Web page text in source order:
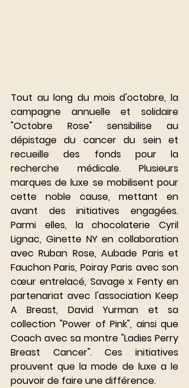
Tout au long du mois d'octobre, la
campagne annuelle et solidaire
"Octobre Rose" sensibilise au
dépistage du cancer du sein et
recueille des fonds pour la
recherche médicale. Plusieurs
marques de luxe se mobilisent pour
cette noble cause, mettant en
avant des initiatives engagées.
Parmi elles, la chocolaterie Cyril
Lignac, Ginette NY en collaboration
avec Ruban Rose, Aubade Paris et
Fauchon Paris, Poiray Paris avec son
cœur entrelacé, Savage x Fenty en
partenariat avec l'association Keep
A Breast, David Yurman et sa
collection "Power of Pink", ainsi que
Coach avec sa montre "Ladies Perry
Breast Cancer". Ces initiatives
prouvent que la mode de luxe a le
pouvoir de faire une différence.